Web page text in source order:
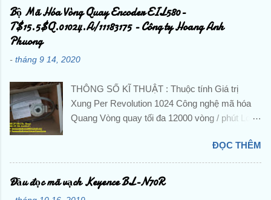
chi tiết . ☘️ Ms. Nguyễn Thuý ☘️ : Điện thoại :
0888.297.586 Hotline: 0906.367.585 Email 1 :
hoanganhphuong008@gmail.com Email 2:
hoanganhphuong.com CÔNG TY TNHH
Khu đô thị TTHC TP Dĩ An, KP. Nhị Đồng 2, P.
Dĩ An, TP. Dĩ An, Tỉnh Bình Dương, Việt Nam
Tu Dong Hoa, DienTu, Thiet Bi Dien, Gia Re,
Chinh Hang, Nhap Khau, Gia Tot, PLC, BienTan,
Cam Bien, Sensor, Bo Dieu Khien, Dong Co,
Servo, Bo Giam Toc, Dau Do, Khoi Mo Rong,
Role, Khoi Dong Tu, Bo Mach, Contactor, CB,
Cau Dao, Van Dien Tu, Co Khi, Khi Nen, Xi
Bộ Mã Hóa Vòng Quay Encoder EIL580-
T$15.5$Q.01024.A/11183175 - Công ty Hoang Anh
Phuong
- tháng 9 14, 2020
THÔNG SỐ KĨ THUẬT : Thuộc tính Giá trị
Xung Per Revolution 1024 Công nghệ mã hóa
Quang Vòng quay tối đa 12000 vòng / phút Loại
Cung cấp hiệu điện thế 8 → 30 V dc Đường
kính trục 10 mm Đánh giá IP IP65 Chiều rộng
tổng thể 58 Dia.mm Nhiệt độ hoạt động tối thiểu
-40 ° C Nhiệt độ hoạt động tối đa + 85 ° C Kiểu
ĐỌC THÊM
Đầu đọc mã vạch Keyence BL-N70R